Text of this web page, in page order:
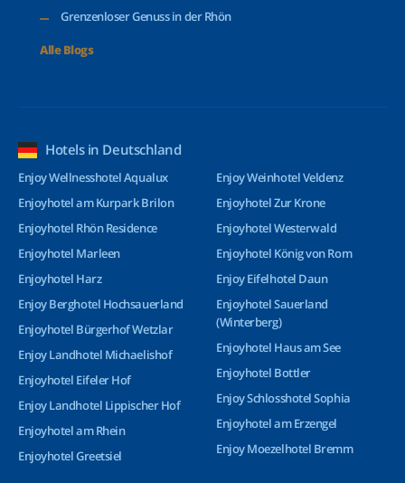
Grenzenloser Genuss in der Rhön
Alle Blogs
Hotels in Deutschland
Enjoy Wellnesshotel Aqualux
Enjoyhotel am Kurpark Brilon
Enjoyhotel Rhön Residence
Enjoyhotel Marleen
Enjoyhotel Harz
Enjoy Berghotel Hochsauerland
Enjoyhotel Bürgerhof Wetzlar
Enjoy Landhotel Michaelishof
Enjoyhotel Eifeler Hof
Enjoy Landhotel Lippischer Hof
Enjoyhotel am Rhein
Enjoyhotel Greetsiel
Enjoy Weinhotel Veldenz
Enjoyhotel Zur Krone
Enjoyhotel Westerwald
Enjoyhotel König von Rom
Enjoy Eifelhotel Daun
Enjoyhotel Sauerland
(Winterberg)
Enjoyhotel Haus am See
Enjoyhotel Bottler
Enjoy Schlosshotel Sophia
Enjoyhotel am Erzengel
Enjoy Moezelhotel Bremm